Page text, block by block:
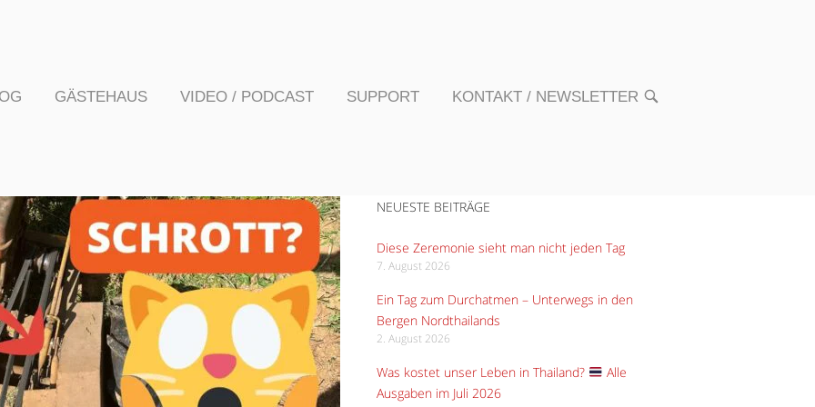
GÄSTEHAUS VIDEO / PODCAST SUPPORT KONTAKT / NEWSLETTER OPEN
NEUESTE BEITRÄGE
Diese Zeremonie sieht man nicht jeden Tag
7. August 2026
Ein Tag zum Durchatmen – Unterwegs in den
Bergen Nordthailands
2. August 2026
Was kostet unser Leben in Thailand?
Alle
Ausgaben im Juli 2026